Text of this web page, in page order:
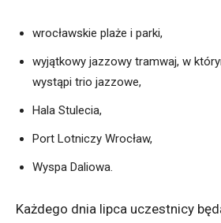
wrocławskie plaże i parki,
wyjątkowy jazzowy tramwaj, w
wystąpi trio jazzowe,
Hala Stulecia,
Port Lotniczy Wrocław,
Wyspa Daliowa.
Każdego dnia lipca uczestnicy